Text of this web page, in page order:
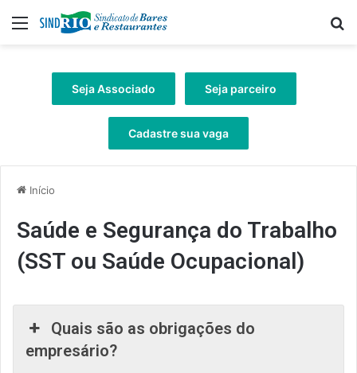
Menu
Seja Associado Seja parceiro
Cadastre sua vaga
Início
Saúde e Segurança do Trabalho
(SST ou Saúde Ocupacional)
Quais são as obrigações do
empresário?